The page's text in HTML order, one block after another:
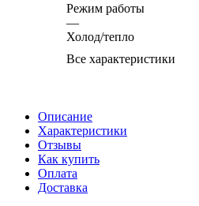
Режим работы
—
Холод/тепло
Все характеристики
Описание
Характеристики
Отзывы
Как купить
Оплата
Доставка